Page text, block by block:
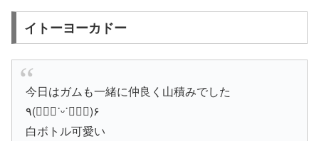
イトーヨーカドー
今日はガムも一緒に仲良く山積みでした
٩(๑⃙⃘˙ᵕ˙๑⃙⃘)۶
白ボトル可愛い